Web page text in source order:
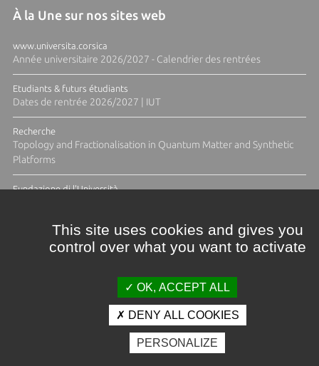
À la Une sur nos sites web
www.universita.corsica
Année universitaire 2026/2027 - Calendrier des rentrées
Etudiants & futurs étudiants
Dates de rentrée 2026/2027 | IUT
Recherche
Topology and Fractionalisation in Quantum Matter and Synthetic
Platforms
Fundazione di l'Università
Crédits et mentions légales
Espace presse
Photothèque
This site uses cookies and gives you
control over what you want to activate
OK, ACCEPT ALL
DENY ALL COOKIES
PERSONALIZE